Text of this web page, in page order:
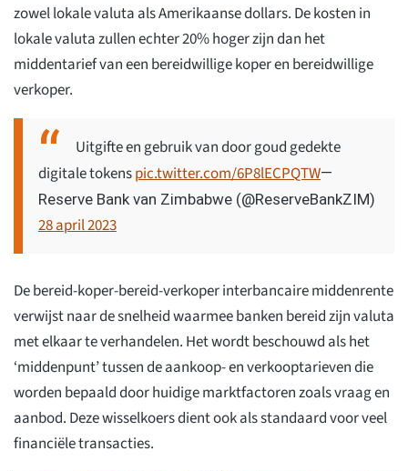
zowel lokale valuta als Amerikaanse dollars. De kosten in
lokale valuta zullen echter 20% hoger zijn dan het
middentarief van een bereidwillige koper en bereidwillige
verkoper.
Uitgifte en gebruik van door goud gedekte
digitale tokenspic.twitter.com/6P8lECPQTW—
Reserve Bank van Zimbabwe (@ReserveBankZIM)
28 april 2023
De bereid-koper-bereid-verkoper interbancaire middenrente
verwijst naar de snelheid waarmee banken bereid zijn valuta
met elkaar te verhandelen. Het wordt beschouwd als het
‘middenpunt’ tussen de aankoop- en verkooptarieven die
worden bepaald door huidige marktfactoren zoals vraag en
aanbod. Deze wisselkoers dient ook als standaard voor veel
financiële transacties.